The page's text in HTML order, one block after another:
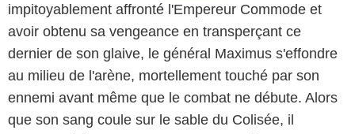
impitoyablement affronté l'Empereur Commode et
avoir obtenu sa vengeance en transperçant ce
dernier de son glaive, le général Maximus s'effondre
au milieu de l'arène, mortellement touché par son
ennemi avant même que le combat ne débute. Alors
que son sang coule sur le sable du Colisée, il